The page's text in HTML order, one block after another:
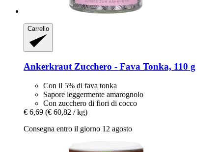
Carrello
Ankerkraut Zucchero -​ Fava Tonka, 110 g
Con il 5% di fava tonka
Sapore leggermente amarognolo
Con zucchero di fiori di cocco
€ 6,69 (€ 60,82 / kg)
Consegna entro il giorno 12 agosto